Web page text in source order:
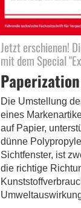
Jetzt erschienen!
mit dem Special
Die Umstellung
eines
auf Papier,
dünne
Sichtfenster, ist
die richtige